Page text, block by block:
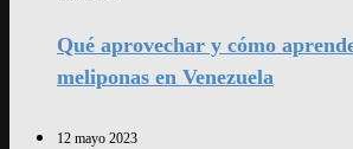
Qué aprovechar y cómo
meliponas en Venezuela
12 mayo 2023